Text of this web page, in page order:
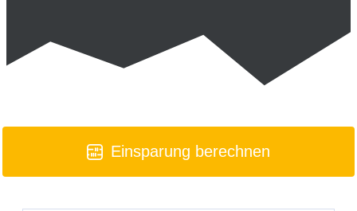
Einsparung berechnen